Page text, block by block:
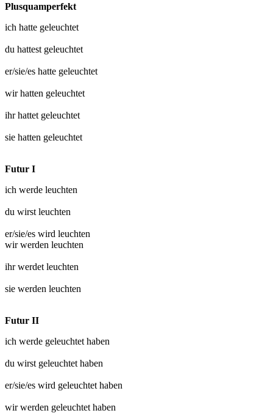
Plusquamperfekt
ich hatte geleuchtet
du hattest geleuchtet
er/sie/es hatte geleuchtet
wir hatten geleuchtet
ihr hattet geleuchtet
sie hatten geleuchtet
Futur I
ich werde leuchten
du wirst leuchten
er/sie/es wird leuchten
wir werden leuchten
ihr werdet leuchten
sie werden leuchten
Futur II
ich werde geleuchtet haben
du wirst geleuchtet haben
er/sie/es wird geleuchtet haben
wir werden geleuchtet haben